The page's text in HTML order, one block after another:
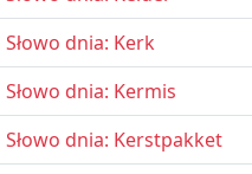
Słowo dnia: Kerk
Słowo dnia: Kermis
Słowo dnia: Kerstpakket